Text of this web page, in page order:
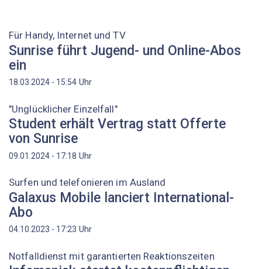
Für Handy, Internet und TV
Sunrise führt Jugend- und Online-Abos
ein
18.03.2024 - 15:54 Uhr
"Unglücklicher Einzelfall"
Student erhält Vertrag statt Offerte
von Sunrise
09.01.2024 - 17:18 Uhr
Surfen und telefonieren im Ausland
Galaxus Mobile lanciert International-
Abo
04.10.2023 - 17:23 Uhr
Notfalldienst mit garantierten Reaktionszeiten